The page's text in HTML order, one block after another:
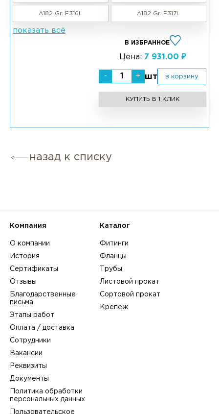
A182 Gr. F316L A182 Gr. F317L
показать всё
В ИЗБРАННОЕ
Цена: 7 931.00 ₽
- + шт в корзину
КУПИТЬ В 1 КЛИК
назад к списку
Компания
О компании
История
Сертификаты
Отзывы
Благодарственные
письма
Этапы работ
Оплата / доставка
Сотрудники
Вакансии
Реквизиты
Документы
Политика обработки
персональных данных
Пользовательское
Каталог
Фитинги
Фланцы
Трубы
Листовой прокат
Сортовой прокат
Крепеж